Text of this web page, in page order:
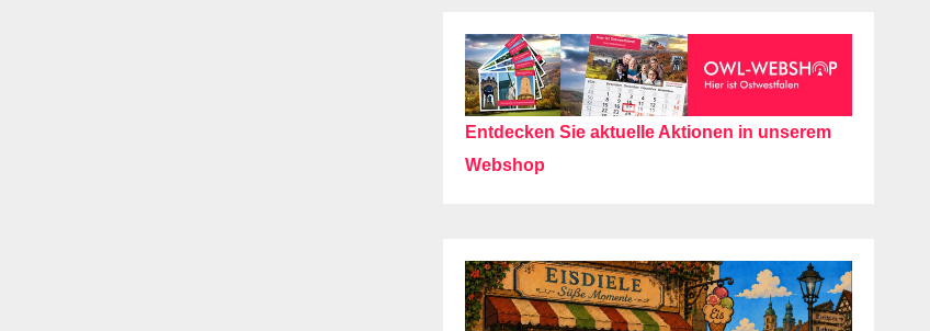
Entdecken Sie aktuelle Aktionen in unserem
Webshop